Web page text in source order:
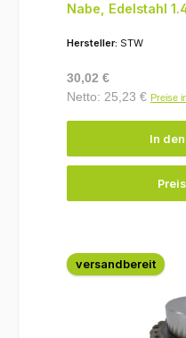
Nabe, Edelstahl
Hersteller: STW
Regulärer Preis:
30,02 €
Netto: 25,23 € Preise
In
versandbereit